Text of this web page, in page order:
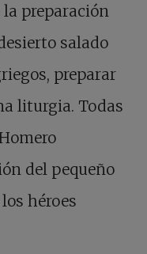
preparación
salado
preparar
liturgia. Todas
del pequeño
héroes